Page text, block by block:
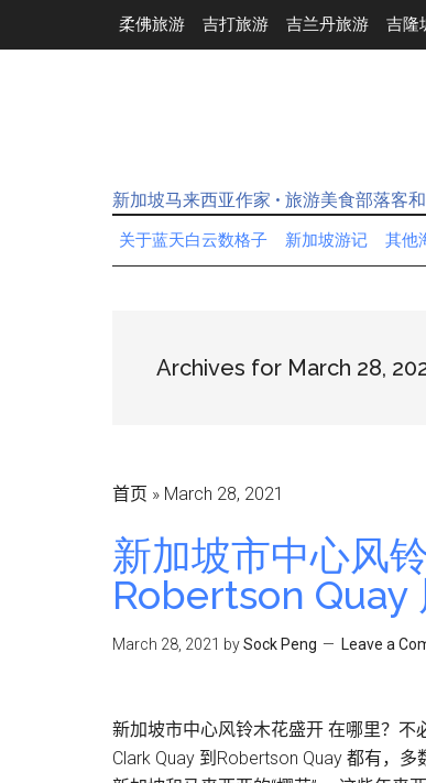
柔佛旅游 吉打旅游 吉兰丹旅游 吉隆
新加坡马来西亚作家 • 旅游美食部落客
关于蓝天白云数格子 新加坡游记 其他
Archives for March 28,
首页 » March 28, 2021
新加坡市中心风
Robertson Quay
March 28, 2021 bySock Peng Leave a
新加坡市中心风铃木花盛开 在哪里？
Clark Quay 到Robertson Quay 都有，